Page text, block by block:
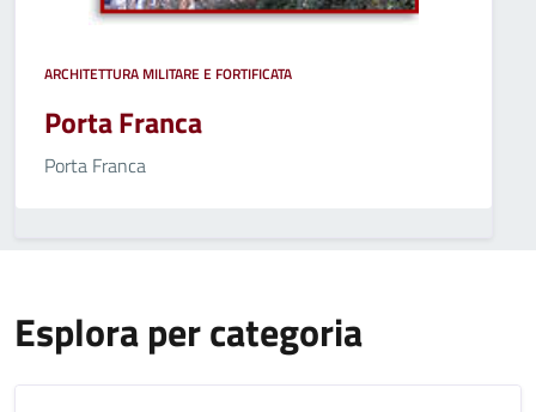
ARCHITETTURA MILITARE E FORTIFICATA
Porta Franca
Porta Franca
Esplora per categoria